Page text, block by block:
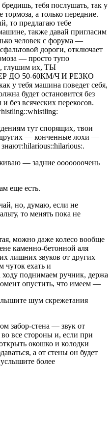
тебя послушать, так у
а только передние.
то предлагаю тебе
также давай пригласим
человек с форума —
дороги, отключает
— просто тупо
глушим их, ТЫ
ДО 50-60КМ/Ч И РЕЗКО
тебя машина поведет себя,
будет остановится без
без всяческих перекосов.
тут спорящих, твои
других — конченные лохи —
знают:hilarious::hilarious:.
— задние ооооооочень
еще есть.
но, думаю, если не
то менять пока не
можно даже колесо вообще
каменно-бетонной аля
лишних звуков от других
ехать и
ходу поднимаем ручник, держа
опустить, что имеем —
шум скрежетания
забор-стена — звук от
во все стороны и, если при
окошко и колодки
а от стены он будет
более